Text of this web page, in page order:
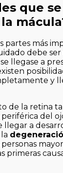
que
partes más
debe ser
llegase a
y
de la retina
del
llegar a
primeras